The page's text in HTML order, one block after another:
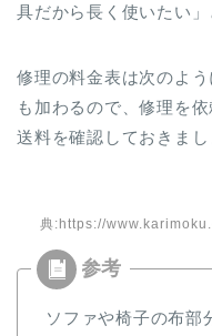
具だから長く使いたい
修理の料金表は次のよ
も加わるので、修理を
送料を確認しておきまし
典:https://
ソファや椅子の布部